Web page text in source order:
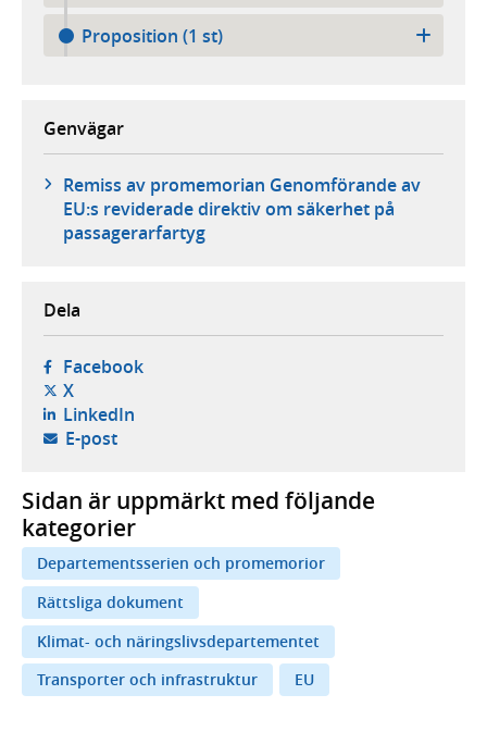
Proposition (1 st)
Genvägar
Remiss av promemorian Genomförande av
EU:s reviderade direktiv om säkerhet på
passagerarfartyg
Dela
Facebook- öppnas i ny flik, extern webbplats,
X- öppnas i ny flik, extern webbplats,
LinkedIn- öppnas i ny flik, extern webbplats,
E-post- öppnar din e-postklient,
Sidan är uppmärkt med följande
kategorier
Departementsserien och promemorior
Rättsliga dokument
Klimat- och näringslivsdepartementet
Transporter och infrastruktur
EU